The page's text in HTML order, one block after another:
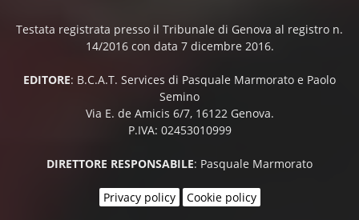
Testata registrata presso il Tribunale di Genova al registro n.
14/2016 con data 7 dicembre 2016.
EDITORE: B.C.A.T. Services di Pasquale Marmorato e Paolo
Semino
Via E. de Amicis 6/7, 16122 Genova.
P.IVA: 02453010999
DIRETTORE RESPONSABILE: Pasquale Marmorato
Privacy policy Cookie policy